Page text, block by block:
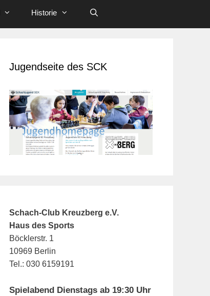
Historie
Jugendseite des SCK
Schach-Club Kreuzberg e.V.
Haus des Sports
Böcklerstr. 1
10969 Berlin
Tel.: 030 6159191
Spielabend Dienstags ab 19:30 Uhr